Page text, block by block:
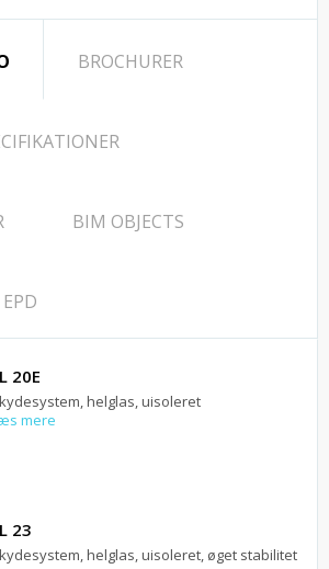
BROCHURER
BIM OBJECTS
EPD
20E
helglas, uisoleret
mere
23
helglas, uisoleret, øget stabilitet